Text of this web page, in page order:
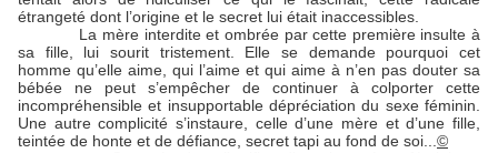
étrangeté dont l’origine et le secret lui était inaccessibles.
La mère interdite et ombrée par cette première insulte à
sa fille, lui sourit tristement. Elle se demande pourquoi cet
homme qu’elle aime, qui l’aime et qui aime à n’en pas douter sa
bébée ne peut s’empêcher de continuer à colporter cette
incompréhensible et insupportable dépréciation du sexe féminin.
Une autre complicité s’instaure, celle d’une mère et d’une fille,
teintée de honte et de défiance, secret tapi au fond de soi... ©